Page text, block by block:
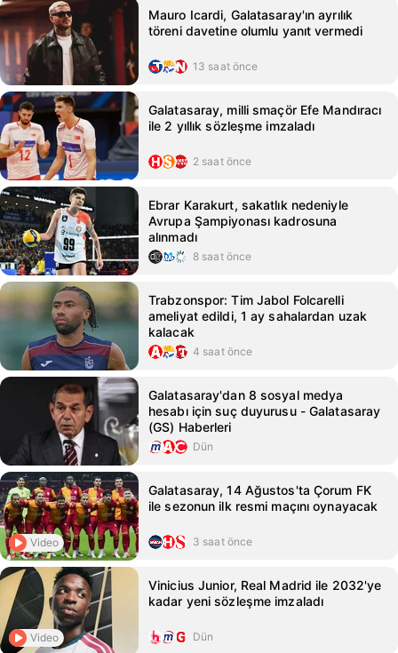
Mauro Icardi, Galatasaray'ın ayrılık
töreni davetine olumlu yanıt vermedi
13 saat önce
Galatasaray, milli smaçör Efe Mandıracı
ile 2 yıllık sözleşme imzaladı
2 saat önce
Ebrar Karakurt, sakatlık nedeniyle
Avrupa Şampiyonası kadrosuna
alınmadı
8 saat önce
Trabzonspor: Tim Jabol Folcarelli
ameliyat edildi, 1 ay sahalardan uzak
kalacak
4 saat önce
Galatasaray'dan 8 sosyal medya
hesabı için suç duyurusu - Galatasaray
(GS) Haberleri
Dün
Video
Galatasaray, 14 Ağustos'ta Çorum FK
ile sezonun ilk resmi maçını oynayacak
3 saat önce
Video
Vinicius Junior, Real Madrid ile 2032'ye
kadar yeni sözleşme imzaladı
Dün